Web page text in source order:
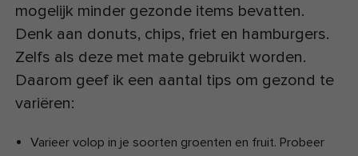
mogelijk minder gezonde items bevatten.
Denk aan donuts, chips, friet en hamburgers.
Zelfs als deze met mate gebruikt worden.
Daarom geef ik een aantal tips om gezond te
variëren:
Varieer volop in je soorten groenten en fruit. Probeer